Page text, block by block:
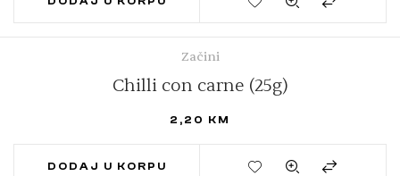
Začini
Chilli con carne (25g)
2,20 KM
DODAJ U KORPU